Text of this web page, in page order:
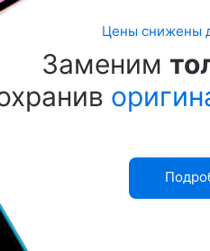
Цены снижены
Заменим